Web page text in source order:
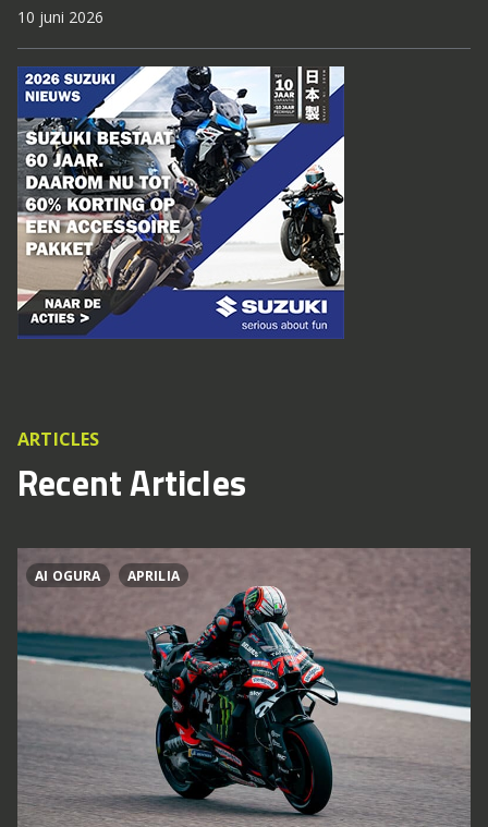
10 juni 2026
ARTICLES
Recent Articles
AI OGURA APRILIA